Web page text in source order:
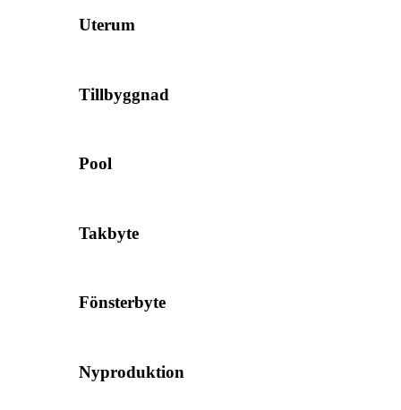
Uterum
Tillbyggnad
Pool
Takbyte
Fönsterbyte
Nyproduktion